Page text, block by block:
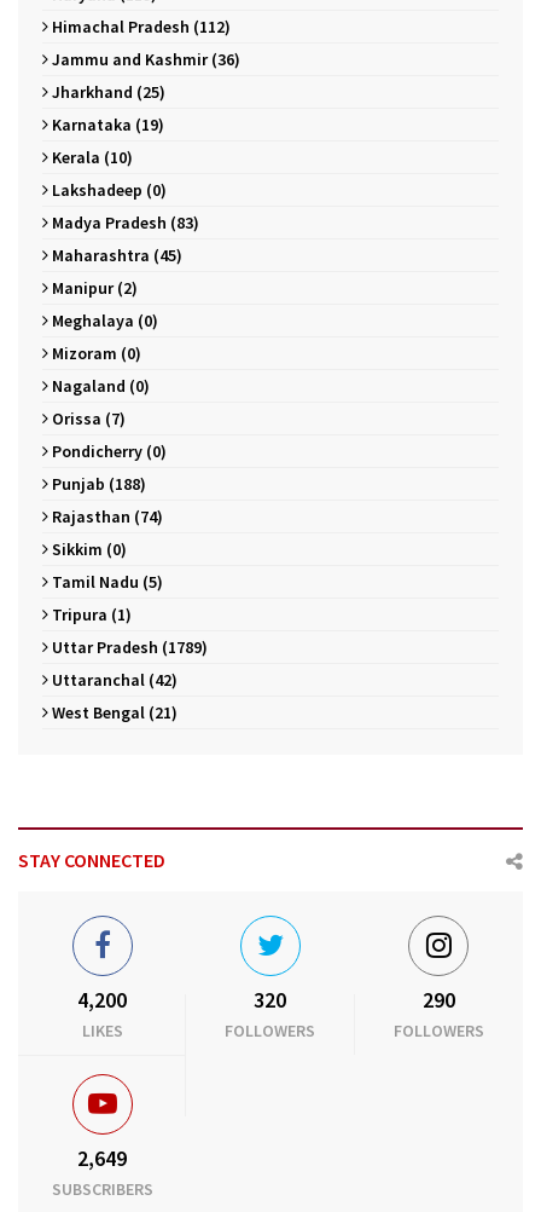
Himachal Pradesh (112)
Jammu and Kashmir (36)
Jharkhand (25)
Karnataka (19)
Kerala (10)
Lakshadeep (0)
Madya Pradesh (83)
Maharashtra (45)
Manipur (2)
Meghalaya (0)
Mizoram (0)
Nagaland (0)
Orissa (7)
Pondicherry (0)
Punjab (188)
Rajasthan (74)
Sikkim (0)
Tamil Nadu (5)
Tripura (1)
Uttar Pradesh (1789)
Uttaranchal (42)
West Bengal (21)
STAY CONNECTED
4,200
LIKES
320
FOLLOWERS
290
FOLLOWERS
2,649
SUBSCRIBERS